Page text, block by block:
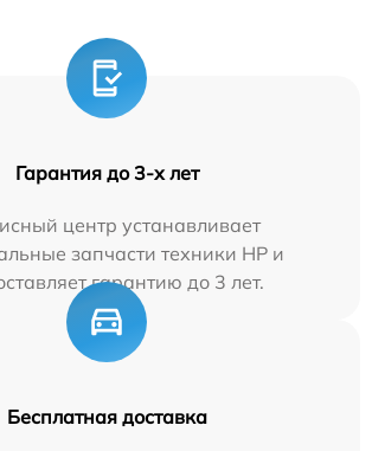
Гарантия до 3-х лет
центр устанавливает
запчасти техники HP и
гарантию до 3 лет.
Бесплатная доставка